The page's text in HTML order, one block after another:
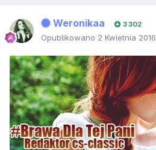
Weronikaa 3 302
Opublikowano 2 Kwietnia 2016